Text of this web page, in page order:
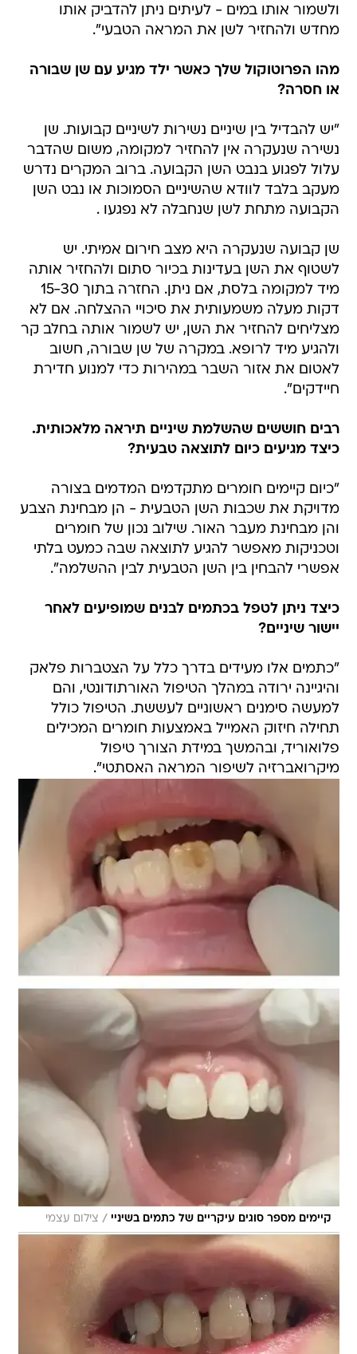
ולשמור אותו במים - לעיתים ניתן להדביק אותו
מחדש ולהחזיר לשן את המראה הטבעי".
מהו הפרוטוקול שלך כאשר ילד מגיע עם שן שבורה
או חסרה?
"יש להבדיל בין שיניים נשירות לשיניים קבועות. שן
נשירה שנעקרה אין להחזיר למקומה, משום שהדבר
עלול לפגוע בנבט השן הקבועה. ברוב המקרים נדרש
מעקב בלבד לוודא שהשיניים הסמוכות או נבט השן
הקבועה מתחת לשן שנחבלה לא נפגעו .
שן קבועה שנעקרה היא מצב חירום אמיתי. יש
לשטוף את השן בעדינות בכיור סתום ולהחזיר אותה
מיד למקומה בלסת, אם ניתן. החזרה בתוך 15-30
דקות מעלה משמעותית את סיכויי ההצלחה. אם לא
מצליחים להחזיר את השן, יש לשמור אותה בחלב קר
ולהגיע מיד לרופא. במקרה של שן שבורה, חשוב
לאטום את אזור השבר במהירות כדי למנוע חדירת
חיידקים".
רבים חוששים שהשלמת שיניים תיראה מלאכותית.
כיצד מגיעים כיום לתוצאה טבעית?
"כיום קיימים חומרים מתקדמים המדמים בצורה
מדויקת את שכבות השן הטבעית - הן מבחינת הצבע
והן מבחינת מעבר האור. שילוב נכון של חומרים
וטכניקות מאפשר להגיע לתוצאה שבה כמעט בלתי
אפשרי להבחין בין השן הטבעית לבין ההשלמה".
כיצד ניתן לטפל בכתמים לבנים שמופיעים לאחר
יישור שיניים?
"כתמים אלו מעידים בדרך כלל על הצטברות פלאק
והיגיינה ירודה במהלך הטיפול האורתודונטי, והם
למעשה סימנים ראשוניים לעששת. הטיפול כולל
תחילה חיזוק האמייל באמצעות חומרים המכילים
פלואוריד, ובהמשך במידת הצורך טיפול
מיקרואברזיה לשיפור המראה האסתטי".
קיימים מספר סוגים עיקריים של כתמים בשיניי / צילום עצמי